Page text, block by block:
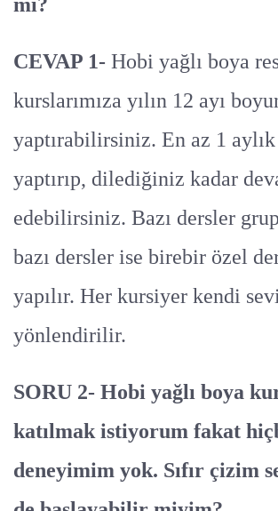
mı?
CEVAP 1- Hobi yağlı boya
kurslarımıza yılın 12 ayı
yaptırabilirsiniz. En az 1 aylık
yaptırıp, dilediğiniz kadar
edebilirsiniz. Bazı dersler
bazı dersler ise birebir özel
yapılır. Her kursiyer kendi
yönlendirilir.
SORU 2- Hobi yağlı boya
katılmak istiyorum fakat
deneyimim yok. Sıfır çizim